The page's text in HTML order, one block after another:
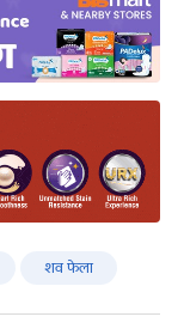
शव फेला